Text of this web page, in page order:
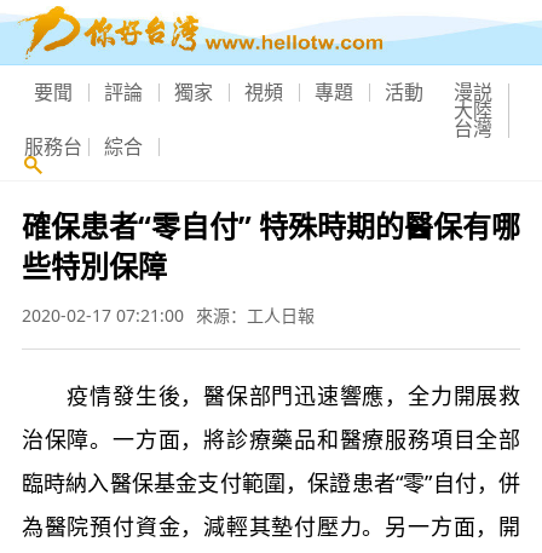
要聞 評論 獨家 視頻 專題 活動 漫説
大陸
台灣
服務台 綜合
確保患者“零自付” 特殊時期的醫保有哪
些特別保障
2020-02-17 07:21:00 來源：工人日報
疫情發生後，醫保部門迅速響應，全力開展救
治保障。一方面，將診療藥品和醫療服務項目全部
臨時納入醫保基金支付範圍，保證患者“零”自付，併
為醫院預付資金，減輕其墊付壓力。另一方面，開